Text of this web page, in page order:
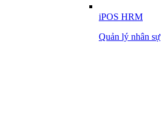
iPOS HRM
Quản lý nhân sự